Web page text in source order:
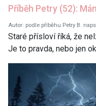
Příběh Petry (52):
Autor: podle příběhu Petry B.
Staré přísloví říká, že
Je to pravda, nebo jen